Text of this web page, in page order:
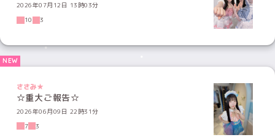
2026年07月12日 13時03分
10
3
ささみ★
☆重大ご報告☆
2026年06月09日 22時31分
7
3